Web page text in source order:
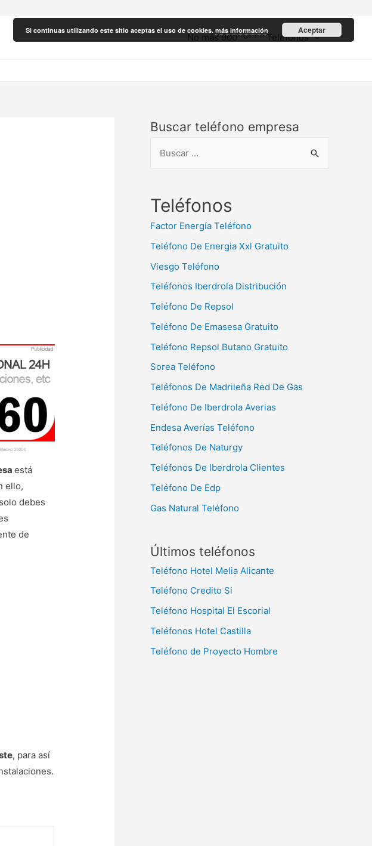
No más 900 Teléfonos
está
ello,
debes
de
, para así
Buscar teléfono empresa
c
Teléfonos
Factor Energía Teléfono
Teléfono De Energia Xxl Gratuito
Viesgo Teléfono
Teléfonos Iberdrola Distribución
Teléfono De Repsol
Teléfono De Emasesa Gratuito
Teléfono Repsol Butano Gratuito
Sorea Teléfono
Teléfonos De Madrileña Red De Gas
Teléfono De Iberdrola Averias
Endesa Averías Teléfono
Teléfonos De Naturgy
Teléfonos De Iberdrola Clientes
Teléfono De Edp
Gas Natural Teléfono
Últimos teléfonos
Teléfono Hotel Melia Alicante
Teléfono Credito Si
Teléfono Hospital El Escorial
Teléfonos Hotel Castilla
Teléfono de Proyecto Hombre
Si continuas utilizando este sitio aceptas el uso de cookies. más información Aceptar